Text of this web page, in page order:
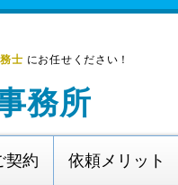
士 にお任せください！
務所
契約 依頼メリット